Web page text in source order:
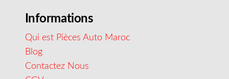
Informations
Qui est Pièces Auto Maroc
Blog
Contactez Nous